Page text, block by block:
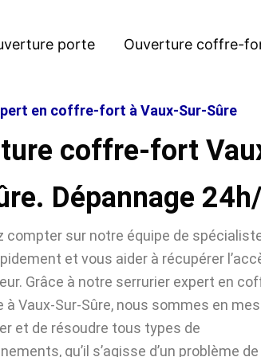
porte Ouverture coffre-
en coffre-fort à Vaux-Sur-Sûre
coffre-fort
Dépannage
compter sur notre équipe de
et vous aider à récupérer
Grâce à notre serrurier expert en
à Vaux-Sur-Sûre, nous sommes en
et de résoudre tous types de
qu’il s’agisse d’un problème